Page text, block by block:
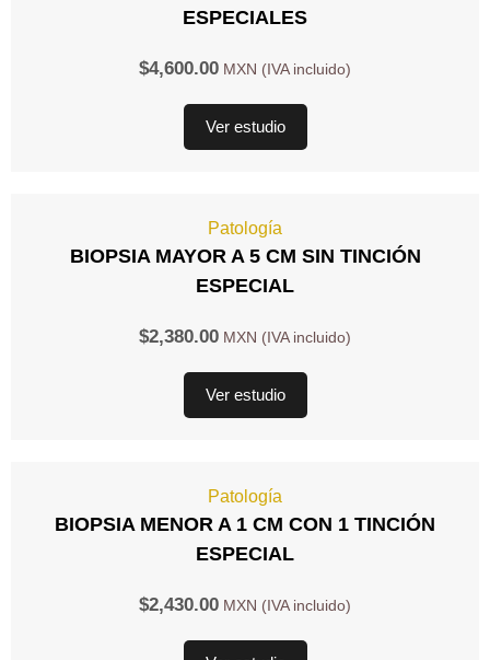
ESPECIALES
$4,600.00
Ver estudio
Patología
BIOPSIA MAYOR A 5 CM SIN TINCIÓN
ESPECIAL
$2,380.00
Ver estudio
Patología
BIOPSIA MENOR A 1 CM CON 1 TINCIÓN
ESPECIAL
$2,430.00